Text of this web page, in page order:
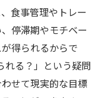
ット環境の魅
ためのパーソナ
食事管理やトレー
停滞期やモチベー
得られるからで
れる？」という疑問
せて現実的な目標